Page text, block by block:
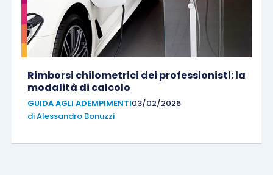
Rimborsi chilometrici dei professionisti: la
modalità di calcolo
GUIDA AGLI ADEMPIMENTI03/02/2026
diAlessandro Bonuzzi